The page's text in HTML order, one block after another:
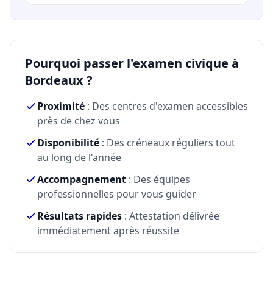
Pourquoi passer l'examen civique à
Bordeaux ?
Proximité : Des centres d'examen accessibles
près de chez vous
Disponibilité : Des créneaux réguliers tout
au long de l'année
Accompagnement : Des équipes
professionnelles pour vous guider
Résultats rapides : Attestation délivrée
immédiatement après réussite